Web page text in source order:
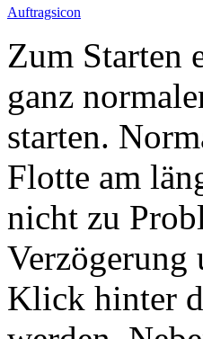
Auftragsicon
Zum Starten
ganz
starten.
Flotte am
nicht zu
Verzögerung
Klick hinter